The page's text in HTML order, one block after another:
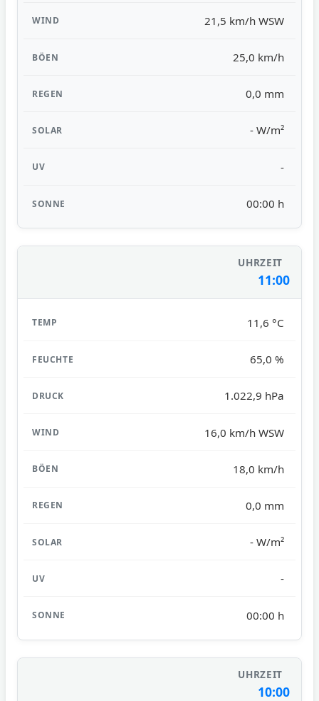
21,5 km/h WSW
25,0 km/h
0,0 mm
- W/m²
-
00:00 h
11:00
11,6 °C
65,0 %
1.022,9 hPa
16,0 km/h WSW
18,0 km/h
0,0 mm
- W/m²
-
00:00 h
10:00